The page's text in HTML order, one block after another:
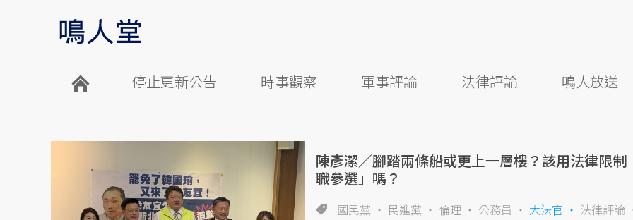
停止更新公告 時事觀察 軍事評論 法律評論 鳴人放送
陳彥潔／腳踏兩條船或更上一層樓？該用法律限制
職參選」嗎？
國民黨 民進黨 倫理 公務員 大法官 法律評論